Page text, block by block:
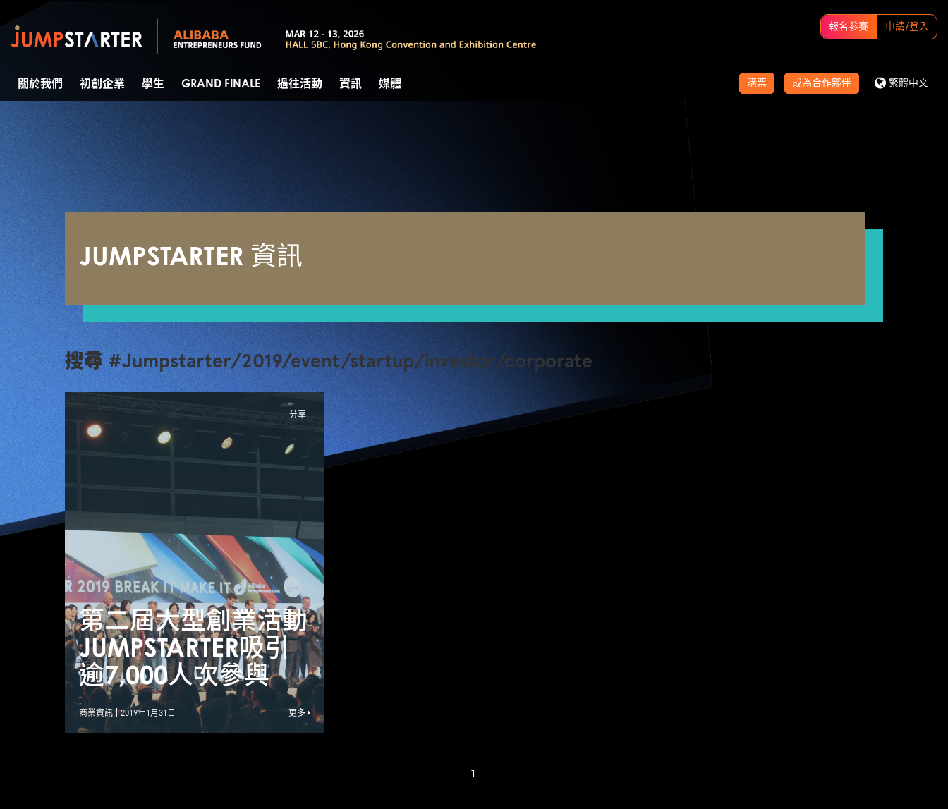
報名参賽 申請/登入
購票 成為合作夥伴 繁體中文
關於我們 初創企業 學生 GRAND FINALE 過往活動 資訊 媒體
JUMPSTARTER 資訊
搜尋 #Jumpstarter/2019/event/startup/investor/corporate
分享
第二屆大型創業活動
JUMPSTARTER吸引
逾7,000人次參與
商業資訊 2019年1月31日 更多
1